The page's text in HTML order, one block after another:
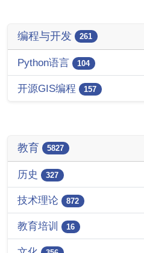
编程与开发 261
Python语言 104
开源GIS编程 157
教育 5827
历史 327
技术理论 872
教育培训 16